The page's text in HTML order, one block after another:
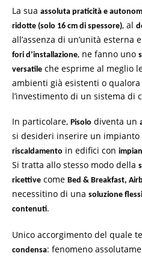
La sua assoluta praticità e
ridotte (solo 16 cm di spessore), al
all’assenza di un’unità esterna
fori d’installazione, ne fanno uno
versatile che esprime al meglio
ambienti già esistenti o
l’investimento di un sistema di
In particolare, Pisolo diventa un
si desideri inserire un impianto
riscaldamento in edifici con
Si tratta allo stesso modo della
ricettive come Bed & Breakfast,
necessitino di una soluzione
contenuti.
Unico accorgimento del quale
condensa: fenomeno